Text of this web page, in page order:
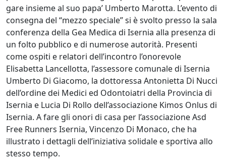
gare insieme al suo papa’ Umberto Marotta. L’evento di
consegna del “mezzo speciale” si è svolto presso la sala
conferenza della Gea Medica di Isernia alla presenza di
un folto pubblico e di numerose autorità. Presenti
come ospiti e relatori dell’incontro l’onorevole
Elisabetta Lancellotta, l’assessore comunale di Isernia
Umberto Di Giacomo, la dottoressa Antonietta Di Nucci
dell’ordine dei Medici ed Odontoiatri della Provincia di
Isernia e Lucia Di Rollo dell’associazione Kimos Onlus di
Isernia. A fare gli onori di casa per l’associazione Asd
Free Runners Isernia, Vincenzo Di Monaco, che ha
illustrato i dettagli dell’iniziativa solidale e sportiva allo
stesso tempo.